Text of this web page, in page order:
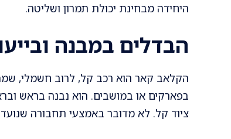
היחידה מבחינת יכולת תמרון ושליטה.
הבדלים במבנה
הקלאב קאר הוא רכב קל, לרוב חשמלי,
בפארקים או במושבים. הוא נבנה בראש
ציוד קל. לא מדובר באמצעי תחבורה